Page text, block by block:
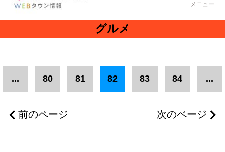
メニュー
グルメ
前のページ
... 80 81 82 83 84 ...
次のページ